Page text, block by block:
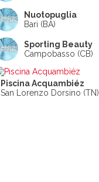
Nuotopuglia
Bari (BA)
Sporting Beauty
Campobasso (CB)
Piscina Acquambiéz
San Lorenzo Dorsino (TN)